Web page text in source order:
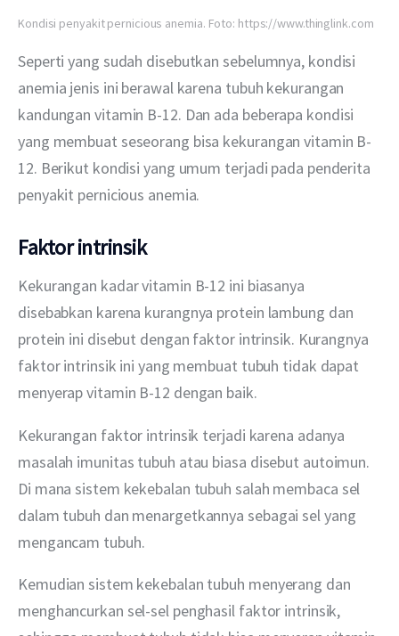
Kondisi penyakit pernicious anemia. Foto: https://www.thinglink.com
Seperti yang sudah disebutkan sebelumnya, kondisi
anemia jenis ini berawal karena tubuh kekurangan
kandungan vitamin B-12. Dan ada beberapa kondisi
yang membuat seseorang bisa kekurangan vitamin B-
12. Berikut kondisi yang umum terjadi pada penderita
penyakit pernicious anemia.
Faktor intrinsik
Kekurangan kadar vitamin B-12 ini biasanya
disebabkan karena kurangnya protein lambung dan
protein ini disebut dengan faktor intrinsik. Kurangnya
faktor intrinsik ini yang membuat tubuh tidak dapat
menyerap vitamin B-12 dengan baik.
Kekurangan faktor intrinsik terjadi karena adanya
masalah imunitas tubuh atau biasa disebut autoimun.
Di mana sistem kekebalan tubuh salah membaca sel
dalam tubuh dan menargetkannya sebagai sel yang
mengancam tubuh.
Kemudian sistem kekebalan tubuh menyerang dan
menghancurkan sel-sel penghasil faktor intrinsik,